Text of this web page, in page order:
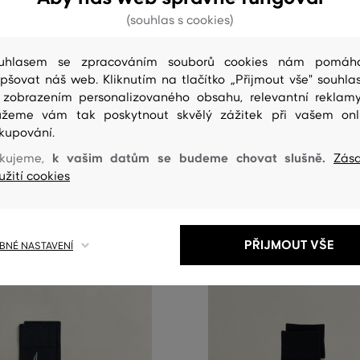
GANT ARGYLE STRIPE AND RIB
PONOŽKY GANT MERCERIZED
SOCKS 3-PACK
Dostupné velikosti:
(souhlas s cookies)
se zpracováním souborů cookies nám
náš web. Kliknutím na tlačítko „Přijmout vše"
personalizovaného obsahu, relevantní
vám tak poskytnout skvělý zážitek při vašem
k vašim datům se budeme chovat slušně.
cookies
NASTAVENÍ PŘIJMOUT VŠE